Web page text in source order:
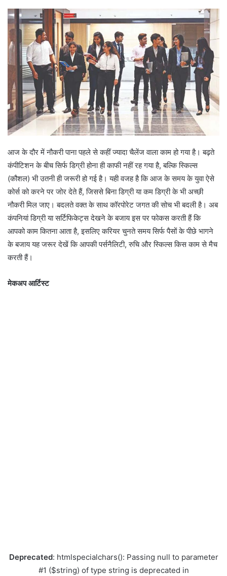
n
m
आज के दौर में नौकरी पाना पहले से कहीं ज्यादा चैलेंज वाला काम हो गया है। बढ़ते
कंपीटिशन के बीच सिर्फ डिग्री होना ही काफी नहीं रह गया है, बल्कि स्किल्स
(कौशल) भी उतनी ही जरूरी हो गई है। यही वजह है कि आज के समय के युवा ऐसे
कोर्स को करने पर जोर देते हैं, जिससे बिना डिग्री या कम डिग्री के भी अच्छी
नौकरी मिल जाए। बदलते वक्त के साथ कॉरपोरेट जगत की सोच भी बदली है। अब
कंपनियां डिग्री या सर्टिफिकेट्स देखने के बजाय इस पर फोकस करती हैं कि
आपको काम कितना आता है, इसलिए करियर चुनते समय सिर्फ पैसों के पीछे भागने
के बजाय यह जरूर देखें कि आपकी पर्सनैलिटी, रुचि और स्किल्स किस काम से मैच
करती हैं।
मेकअप आर्टिस्ट
Deprecated: htmlspecialchars(): Passing null to parameter
#1 ($string) of type string is deprecated in